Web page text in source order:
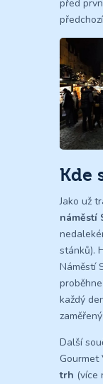
před
Kde
Jako už
náměstí
stánků).
Náměstí
každý
Další
Gourmet
trh (více